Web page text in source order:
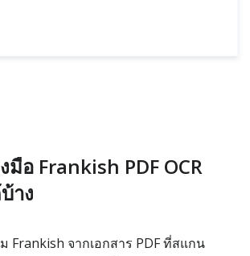
มือ Frankish PDF OCR
าง
Frankish จากเอกสาร PDF ที่สแกน